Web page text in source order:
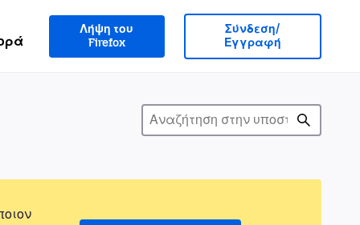
Λήψη του
Firefox
Σύνδεση/
Εγγραφή